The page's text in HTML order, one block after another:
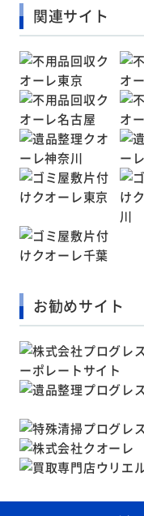
関連サイト
お勧めサイト